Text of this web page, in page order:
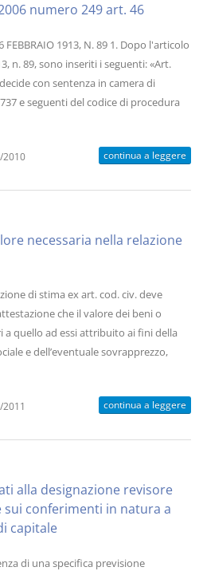
numero 249 art. 46
FEBBRAIO 1913, N. 89 1. Dopo l'articolo
n. 89, sono inseriti i seguenti: «Art.
con sentenza in camera di
e seguenti del codice di procedura
2010 continua a leggere
necessaria nella relazione
di stima ex art. cod. civ. deve
che il valore dei beni o
quello ad essi attribuito ai fini della
e dell’eventuale sovrapprezzo,
2011 continua a leggere
alla designazione revisore
conferimenti in natura a
capitale
di una specifica previsione